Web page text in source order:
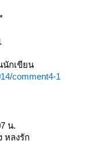
นักเขียน
comment4-1
น.
หลงรัก